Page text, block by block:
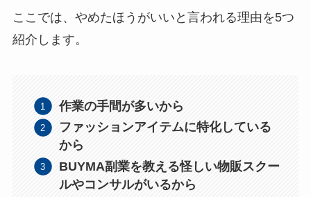
ここでは、やめたほうがいいと言われる理由を5つ
紹介します。
作業の手間が多いから
ファッションアイテムに特化している
から
BUYMA副業を教える怪しい物販スクー
ルやコンサルがいるから